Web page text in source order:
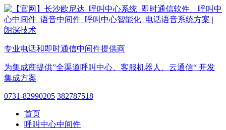
专业电话和即时通信中间件提供商
为集成商提供”全渠道呼叫中心、客服机器人、云通信“ 开发
集成方案
0731-82990205 382787518
首页
呼叫中心中间件